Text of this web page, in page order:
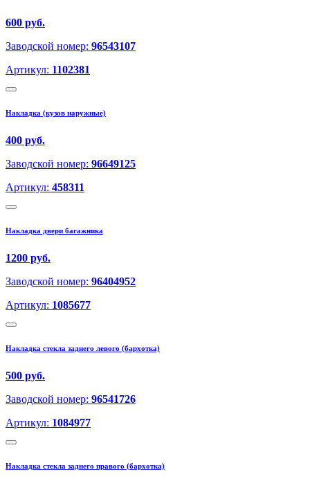
600 руб.
Заводской номер: 96543107
Артикул: 1102381
Накладка (кузов наружные)
400 руб.
Заводской номер: 96649125
Артикул: 458311
Накладка двери багажника
1200 руб.
Заводской номер: 96404952
Артикул: 1085677
Накладка стекла заднего левого (бархотка)
500 руб.
Заводской номер: 96541726
Артикул: 1084977
Накладка стекла заднего правого (бархотка)